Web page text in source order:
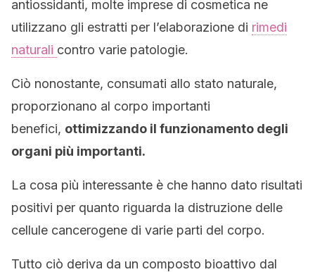
antiossidanti, molte imprese di cosmetica ne
utilizzano gli estratti per l’elaborazione di rimedi
naturali contro varie patologie.
Ciò nonostante, consumati allo stato naturale,
proporzionano al corpo importanti
benefici, ottimizzando il funzionamento degli
organi più importanti.
La cosa più interessante è che hanno dato risultati
positivi per quanto riguarda la distruzione delle
cellule cancerogene di varie parti del corpo.
Tutto ciò deriva da un composto bioattivo dal